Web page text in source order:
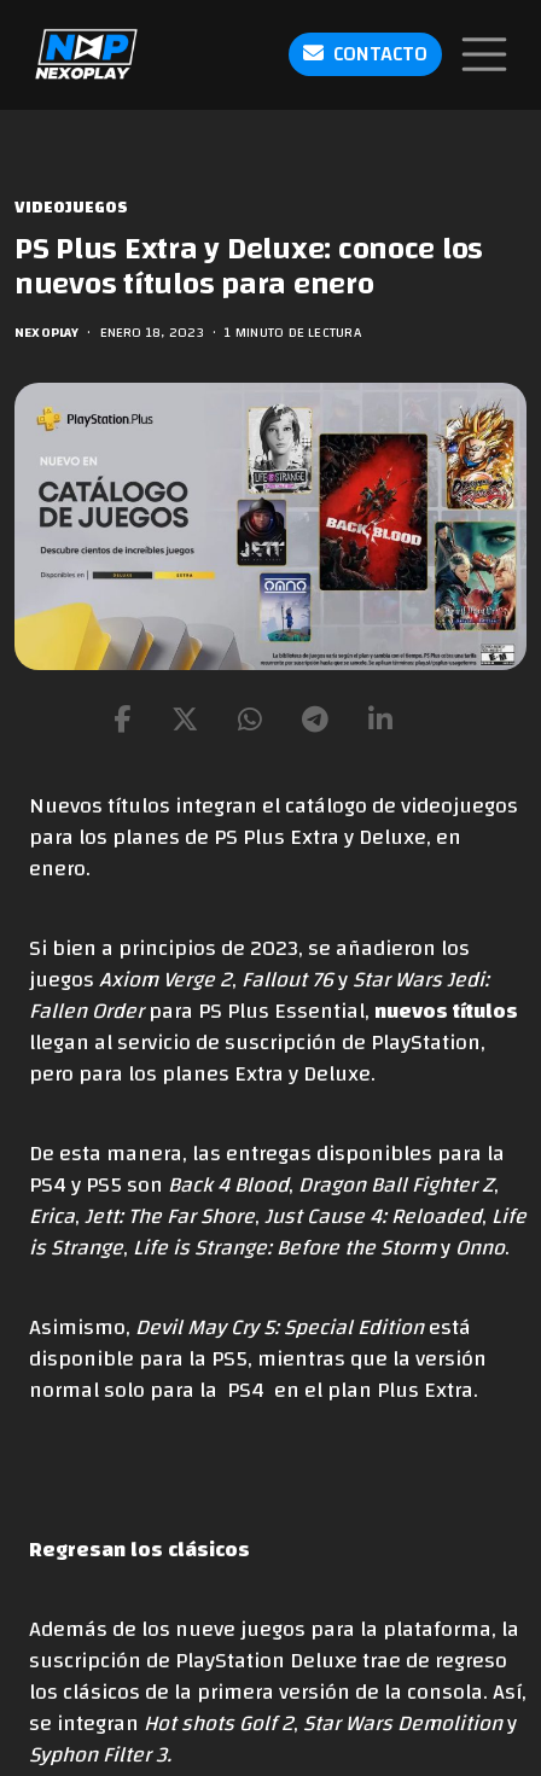
CONTACTO
VIDEOJUEGOS
PS Plus Extra y Deluxe: conoce los
nuevos títulos para enero
NEXOPLAY • ENERO 18, 2023 • 1 MINUTO DE LECTURA
Nuevos títulos integran el catálogo de videojuegos
para los planes de PS Plus Extra y Deluxe, en
enero.
Si bien a principios de 2023, se añadieron los
juegosAxiom Verge 2,Fallout 76yStar Wars Jedi:
Fallen Orderpara PS Plus Essential,nuevos títulos
llegan al servicio de suscripción de PlayStation,
pero para los planes Extra y Deluxe.
De esta manera, las entregas disponibles para la
PS4 y PS5 son Back 4 Blood,Dragon Ball Fighter Z,
Erica,Jett: The Far Shore,Just Cause 4: Reloaded,Life
is Strange,Life is Strange: Before the StormyOnno.
Asimismo,Devil May Cry 5: Special Editionestá
disponible para la PS5, mientras que la versión
normal solo para la PS4 en el plan Plus Extra.
Regresan los clásicos
Además de los nueve juegos para la plataforma, la
suscripción de PlayStation Deluxe trae de regreso
los clásicos de la primera versión de la consola.Así,
se integran Hot shots Golf 2,Star Wars Demolitiony
Syphon Filter 3.